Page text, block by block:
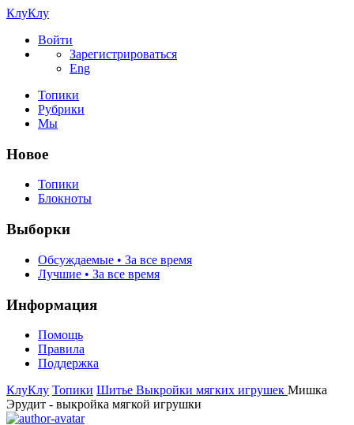
КлуКлу
Войти
Зарегистрироваться
Eng
Топики
Рубрики
Мы
Новое
Топики
Блокноты
Выборки
Обсуждаемые • За все время
Лучшие • За все время
Информация
Помощь
Правила
Поддержка
КлуКлу Топики Шитье Выкройки мягких игрушек Мишка
Эрудит - выкройка мягкой игрушки